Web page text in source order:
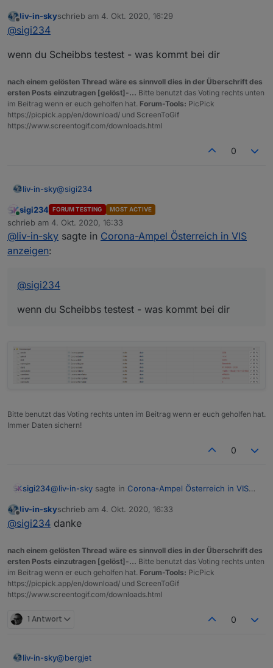
Du hast ja Rust drinnen und nicht Scheibbs
Offline
liv-in-skyschrieb am 4. Okt. 2020, 16:29
zuletzt editiert von
@sigi234
wenn du Scheibbs testest - was kommt bei dir
nach einem gelösten Thread wäre es sinnvoll dies in der Überschrift des
ersten Posts einzutragen [gelöst]-... Bitte benutzt das Voting rechts unten
im Beitrag wenn er euch geholfen hat. Forum-Tools: PicPick
https://picpick.app/en/download/ und ScreenToGif
https://www.screentogif.com/downloads.html
0
liv-in-sky@sigi234
wenn du Scheibbs testest - was kommt bei dir
Online
sigi234 FORUM TESTING MOST ACTIVE
schrieb am 4. Okt. 2020, 16:33
zuletzt editiert von
@liv-in-sky sagte in Corona-Ampel Österreich in VIS
anzeigen:
@sigi234
wenn du Scheibbs testest - was kommt bei dir
Bitte benutzt das Voting rechts unten im Beitrag wenn er euch geholfen hat.
Immer Daten sichern!
0
sigi234@liv-in-sky sagte in Corona-Ampel Österreich in VIS
@sigi234
Offline
liv-in-skyschrieb am 4. Okt. 2020, 16:33
zuletzt editiert von
@sigi234 danke
nach einem gelösten Thread wäre es sinnvoll dies in der Überschrift des
ersten Posts einzutragen [gelöst]-... Bitte benutzt das Voting rechts unten
im Beitrag wenn er euch geholfen hat. Forum-Tools: PicPick
https://picpick.app/en/download/ und ScreenToGif
https://www.screentogif.com/downloads.html
1 Antwort 0
liv-in-sky@bergjet